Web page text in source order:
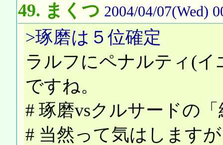
49. まくつ 2004/04/07(Wed)
>琢磨は５位確定
ラルフにペナルティ(
ですね。
# 琢磨vsクルサードの
# 当然って気はしますが